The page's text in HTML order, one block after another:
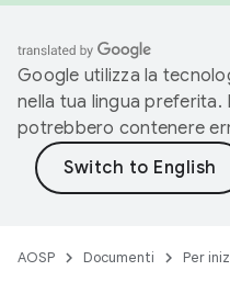
Google utilizza la
nella tua lingua preferita.
potrebbero contenere
AOSP Documenti Per